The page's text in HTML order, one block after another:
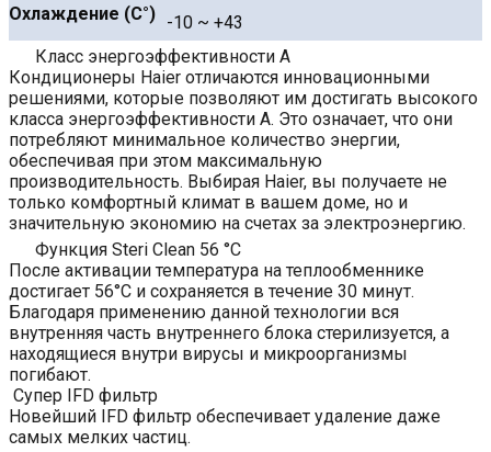
Охлаждение (С°) -10 ~ +43
Класс энергоэффективности A
Кондиционеры Haier отличаются инновационными
решениями, которые позволяют им достигать высокого
класса энергоэффективности A. Это означает, что они
потребляют минимальное количество энергии,
обеспечивая при этом максимальную
производительность. Выбирая Haier, вы получаете не
только комфортный климат в вашем доме, но и
значительную экономию на счетах за электроэнергию.
Функция Steri Clean 56 °C
После активации температура на теплообменнике
достигает 56°C и сохраняется в течение 30 минут.
Благодаря применению данной технологии вся
внутренняя часть внутреннего блока стерилизуется, а
находящиеся внутри вирусы и микроорганизмы
погибают.
Супер IFD фильтр
Новейший IFD фильтр обеспечивает удаление даже
самых мелких частиц.